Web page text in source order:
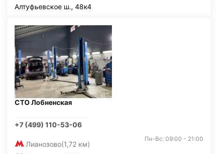
Алтуфьевское ш., 48к4
СТО Лобненская
+7 (499) 110-53-06
Лианозово(1,72 км)
Пн-Вс: 09:00 - 21:00